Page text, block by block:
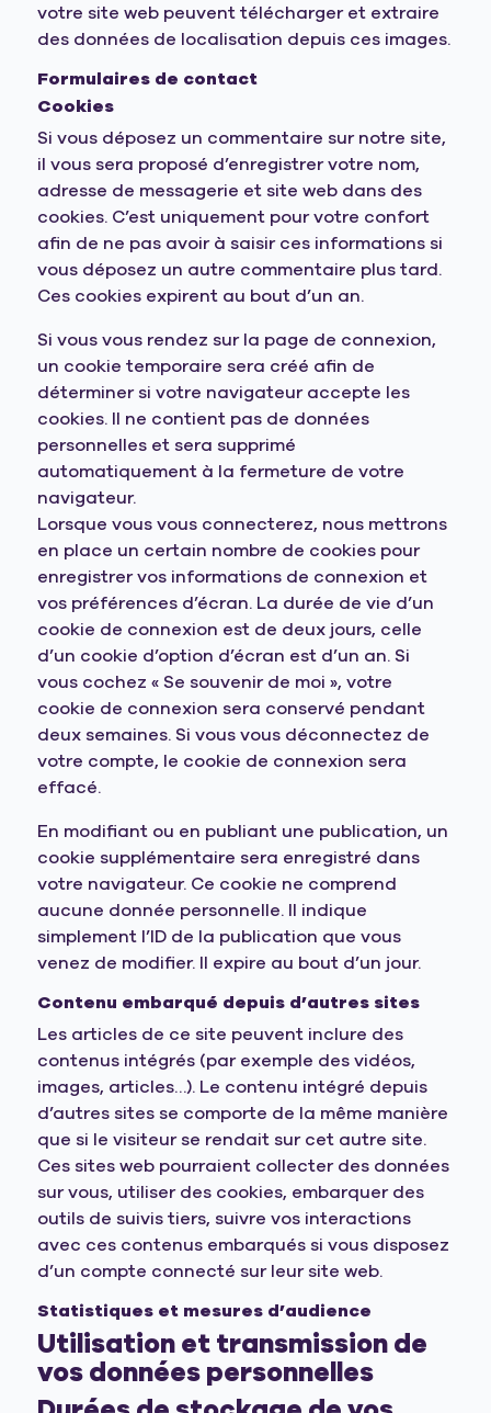
votre site web peuvent télécharger et extraire
des données de localisation depuis ces images.
Formulaires de contact
Cookies
Si vous déposez un commentaire sur notre site,
il vous sera proposé d’enregistrer votre nom,
adresse de messagerie et site web dans des
cookies. C’est uniquement pour votre confort
afin de ne pas avoir à saisir ces informations si
vous déposez un autre commentaire plus tard.
Ces cookies expirent au bout d’un an.
Si vous vous rendez sur la page de connexion,
un cookie temporaire sera créé afin de
déterminer si votre navigateur accepte les
cookies. Il ne contient pas de données
personnelles et sera supprimé
automatiquement à la fermeture de votre
navigateur.
Lorsque vous vous connecterez, nous mettrons
en place un certain nombre de cookies pour
enregistrer vos informations de connexion et
vos préférences d’écran. La durée de vie d’un
cookie de connexion est de deux jours, celle
d’un cookie d’option d’écran est d’un an. Si
vous cochez « Se souvenir de moi », votre
cookie de connexion sera conservé pendant
deux semaines. Si vous vous déconnectez de
votre compte, le cookie de connexion sera
effacé.
En modifiant ou en publiant une publication, un
cookie supplémentaire sera enregistré dans
votre navigateur. Ce cookie ne comprend
aucune donnée personnelle. Il indique
simplement l’ID de la publication que vous
venez de modifier. Il expire au bout d’un jour.
Contenu embarqué depuis d’autres sites
Les articles de ce site peuvent inclure des
contenus intégrés (par exemple des vidéos,
images, articles…). Le contenu intégré depuis
d’autres sites se comporte de la même manière
que si le visiteur se rendait sur cet autre site.
Ces sites web pourraient collecter des données
sur vous, utiliser des cookies, embarquer des
outils de suivis tiers, suivre vos interactions
avec ces contenus embarqués si vous disposez
d’un compte connecté sur leur site web.
Statistiques et mesures d’audience
Utilisation et transmission de
vos données personnelles